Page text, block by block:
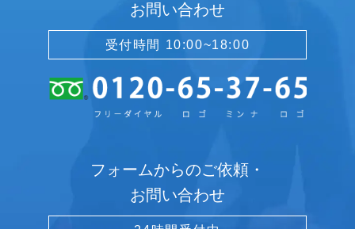
お問い合わせ
受付時間 10:00~18:00
フォームからのご依頼・
お問い合わせ